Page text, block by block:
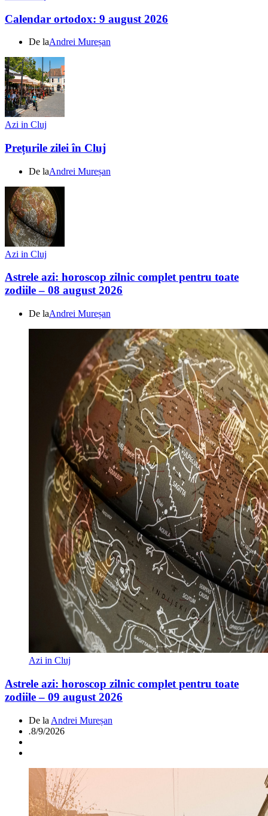
Calendar ortodox: 9 august 2026
De laAndrei Mureșan
Azi in Cluj
Prețurile zilei în Cluj
De laAndrei Mureșan
Azi in Cluj
Astrele azi: horoscop zilnic complet pentru toate
zodiile – 08 august 2026
De laAndrei Mureșan
Azi in Cluj
Astrele azi: horoscop zilnic complet pentru toate
zodiile – 09 august 2026
De la Andrei Mureșan
.8/9/2026